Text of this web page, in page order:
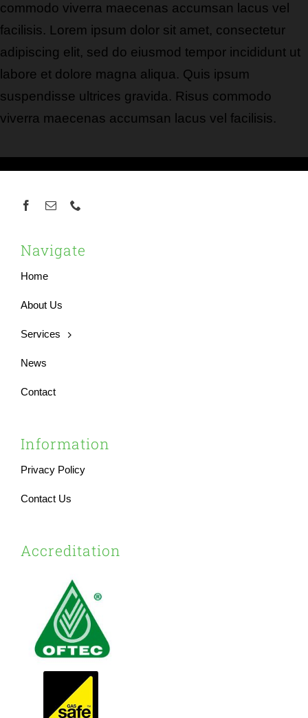
commodo viverra maecenas accumsan lacus vel
facilisis. Lorem ipsum dolor sit amet, consectetur
adipiscing elit, sed do eiusmod tempor incididunt ut
labore et dolore magna aliqua. Quis ipsum
suspendisse ultrices gravida. Risus commodo
viverra maecenas accumsan lacus vel facilisis.
Navigate
Home
About Us
Services
News
Contact
Information
Privacy Policy
Contact Us
Accreditation